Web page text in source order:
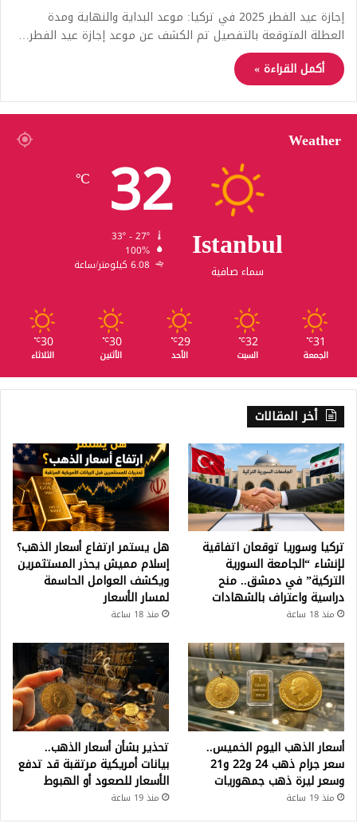
إجازة عيد الفطر 2025 في تركيا: موعد البداية والنهاية ومدة
العطلة المتوقعة بالتفصيل تم الكشف عن موعد إجازة عيد الفطر…
أكمل القراءة »
Weather
Istanbul
سماء صافية
32
℃
100%
6.08 كيلومتر/ساعة
31
℃
الجمعة
32
℃
السبت
29
℃
الأحد
30
℃
الأثنين
30
℃
الثلاثاء
أخر المقالات
تركيا وسوريا توقعان اتفاقية
لإنشاء “الجامعة السورية
التركية” في دمشق.. منح
دراسية واعتراف بالشهادات
منذ 18 ساعة
هل يستمر ارتفاع أسعار الذهب؟
إسلام مميش يحذر المستثمرين
ويكشف العوامل الحاسمة
لمسار الأسعار
منذ 18 ساعة
أسعار الذهب اليوم الخميس..
سعر جرام ذهب 24 و22 و21
وسعر ليرة ذهب جمهوريات
منذ 19 ساعة
تحذير بشأن أسعار الذهب..
بيانات أمريكية مرتقبة قد تدفع
الأسعار للصعود أو الهبوط
منذ 19 ساعة